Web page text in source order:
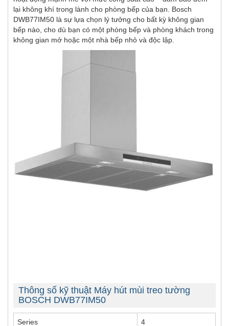
lại không khí trong lành cho phòng bếp của bạn. Bosch
DWB77IM50 là sự lựa chọn lý tưởng cho bất kỳ không gian
bếp nào, cho dù bạn có một phòng bếp và phòng khách trong
không gian mở hoặc một nhà bếp nhỏ và độc lập.
Thông số kỹ thuật Máy hút mùi treo tường
BOSCH DWB77IM50
Series 4